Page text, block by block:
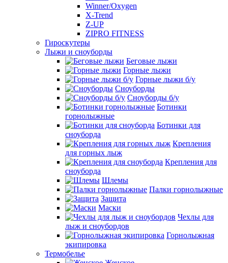
Winner/Oxygen
X-Trend
Z-UP
ZIPRO FITNESS
Гироскутеры
Лыжи и сноуборды
Беговые лыжи
Горные лыжи
Горные лыжи б/у
Сноуборды
Сноуборды б/у
Ботинки
горнолыжные
Ботинки для
сноуборда
Крепления
для горных лыж
Крепления для
сноуборда
Шлемы
Палки горнолыжные
Защита
Маски
Чехлы для
лыж и сноубордов
Горнолыжная
экипировка
Термобелье